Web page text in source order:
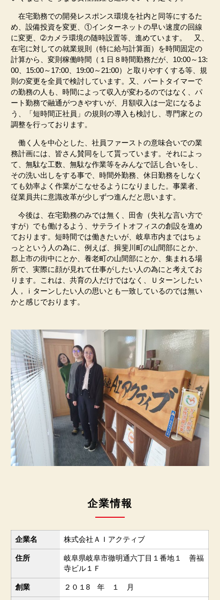
在宅勤務での開発レスポンス環境を社内と同等にするた
め、設備投資を変更、①インターネットの早い速度の回線
に変更、➁カメラ環境の随時設置等、進めています。 又、
在宅に対しての就業規則（特に給与計算面）を時間固定の
計算から、変則稼働時間（１日８時間勤務だが、10:00～13:
00、15:00～17:00、19:00～21:00）と取りやすくする等、規
則の変更を全員で検討しています。又、パートタイマーで
の勤務の人も、時間によって収入が変わるのではなく、パ
ート勤務で融通がつきやすいが、月額収入は一定になるよ
う、「短時間正社員」の規則の導入も検討し、専門家との
調整を行っております。
働く人を中心とした、社員ファーストの意味合いでの業
務計画には、皆さん賛同をして貰っています。それによっ
て、無駄な工数、無駄な作業等をみんなで話し合いをし、
その洗い出しをする事で、時間外勤務、休日勤務をしなく
ても効率よく作業がこなせるようになりました。事業者、
従業員共に意識改革が少しずつ進んだと思います。
今後は、在宅勤務のみでは無く、田舎（失礼な言い方で
すが）でも働けるよう、サテライトオフィスの創設を進め
ております。短時間では働きたいが、岐阜市内まではちょ
っとという人の為に、例えば、揖斐川町の山間部にとか、
郡上市の街中にとか、養老町の山間部にとか、集まれる場
所で、実際に顔が見れて仕事がしたい人の為にと考えてお
ります。これは、共育の人だけではなく、Ｕターンしたい
人，ｉターンしたい人の思いとも一致しているのでは無い
かと感じでおります。
企業情報
企業名 株式会社ＡＩアクティブ
住所
岐阜県岐阜市徹明通六丁目１番地１ 善福
寺ビル１Ｆ
創業 ２０１8 年 １ 月